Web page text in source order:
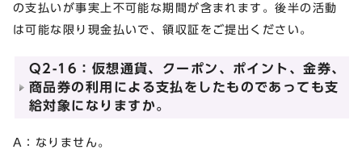
の支払いが事実上不可能な期間が含まれます。後半の活動
は可能な限り現金払いで、領収証をご提出ください。
Q2-16：仮想通貨、クーポン、ポイント、金券、
商品券の利用による支払をしたものであっても支
給対象になりますか。
A：なりません。